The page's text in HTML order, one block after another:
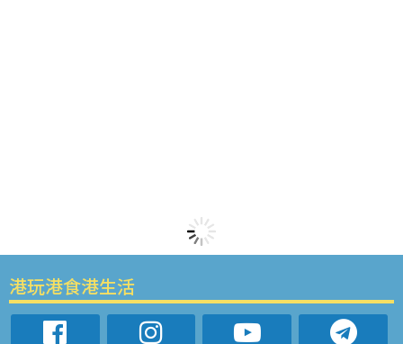
港玩港食港生活